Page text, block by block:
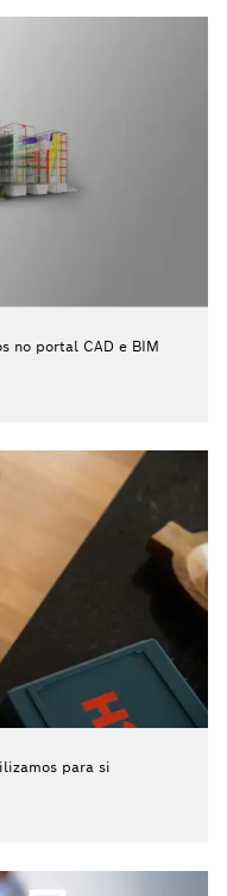
no portal CAD e BIM
para si